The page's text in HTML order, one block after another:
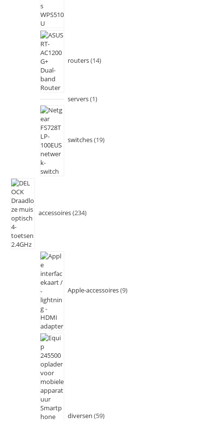
routers 14
servers 1
switches 19
accessoires 234
Apple-accessoires 9
diversen 59